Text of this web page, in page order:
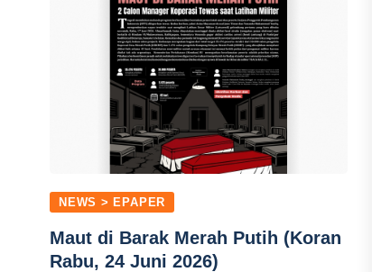
NEWS > EPAPER
Maut di Barak Merah Putih (Koran
Rabu, 24 Juni 2026)